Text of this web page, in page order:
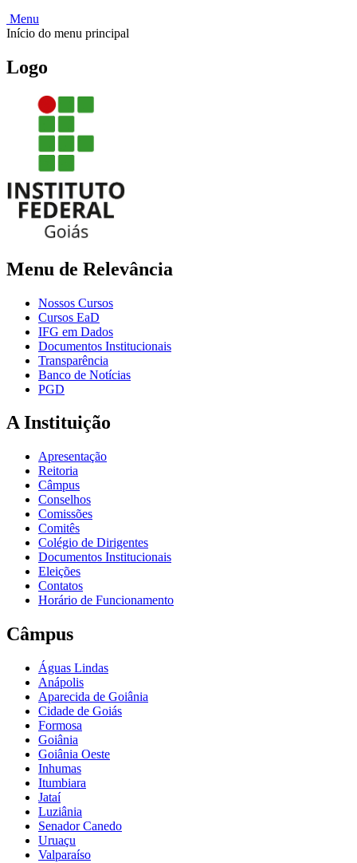
Menu
Início do menu principal
Logo
Menu de Relevância
Nossos Cursos
Cursos EaD
IFG em Dados
Documentos Institucionais
Transparência
Banco de Notícias
PGD
A Instituição
Apresentação
Reitoria
Câmpus
Conselhos
Comissões
Comitês
Colégio de Dirigentes
Documentos Institucionais
Eleições
Contatos
Horário de Funcionamento
Câmpus
Águas Lindas
Anápolis
Aparecida de Goiânia
Cidade de Goiás
Formosa
Goiânia
Goiânia Oeste
Inhumas
Itumbiara
Jataí
Luziânia
Senador Canedo
Uruaçu
Valparaíso